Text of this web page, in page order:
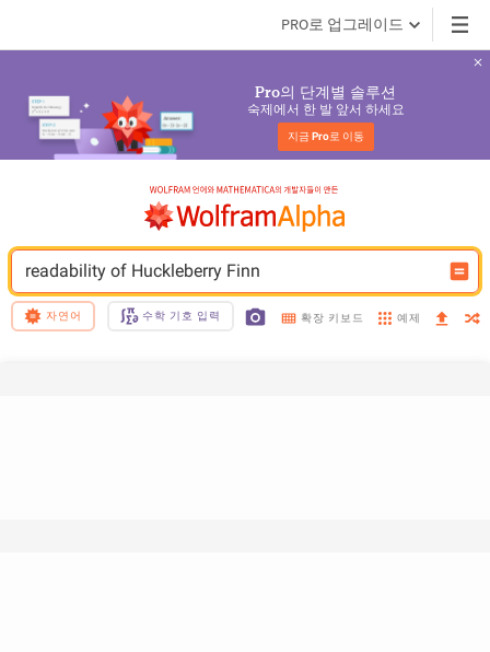
PRO로 업그레이드
Pro의 단계별 솔루션
숙제에서 한 발 앞서 하세요
지금 Pro로 이동
readability of Huckleberry Finn
자연어 수학 기호 입력 확장 키보드 예제